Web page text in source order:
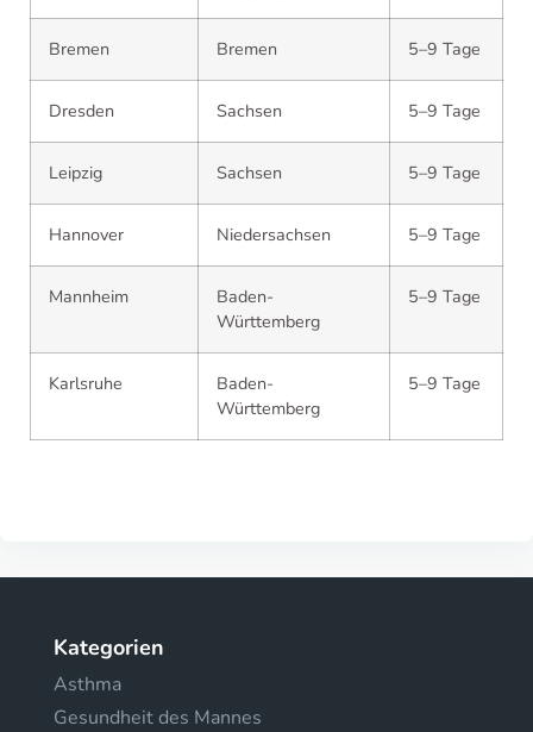
Bremen Bremen 5–9 Tage
Dresden Sachsen 5–9 Tage
Leipzig Sachsen 5–9 Tage
Hannover Niedersachsen 5–9 Tage
Mannheim
Baden-
Württemberg
5–9 Tage
Karlsruhe
Baden-
Württemberg
5–9 Tage
Kategorien
Asthma
Gesundheit des Mannes